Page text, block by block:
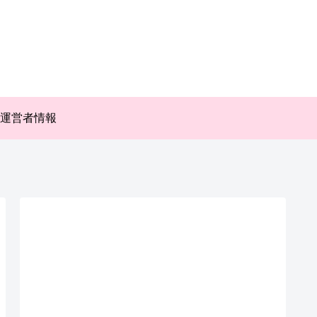
運営者情報